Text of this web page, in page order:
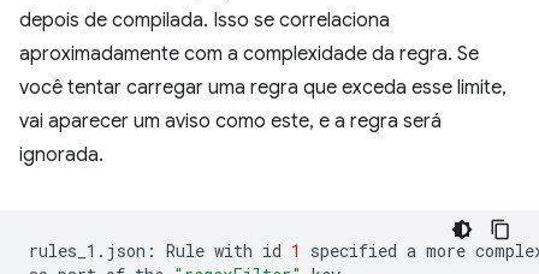
depois de compilada. Isso se correlaciona
aproximadamente com a complexidade da regra. Se
você tentar carregar uma regra que exceda esse limite,
vai aparecer um aviso como este, e a regra será
ignorada.
rules_1.json: Rule with id 1 specified a more